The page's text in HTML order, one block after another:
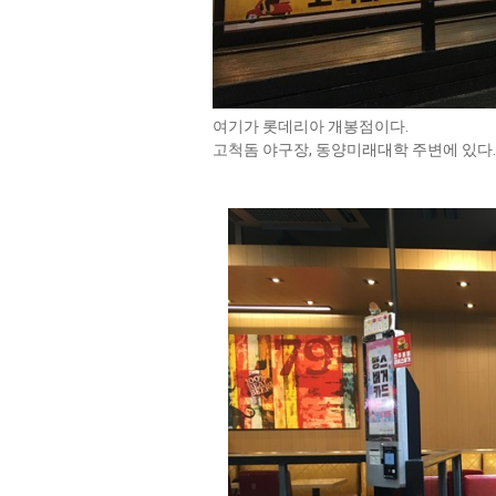
여기가 롯데리아 개봉점이다.
고척돔 야구장, 동양미래대학 주변에 있다.